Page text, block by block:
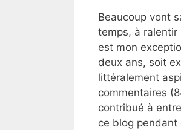
Beaucoup vont
temps, à ralentir
est mon
deux ans, soit
littéralement
commentaires
contribué à
ce blog pendant